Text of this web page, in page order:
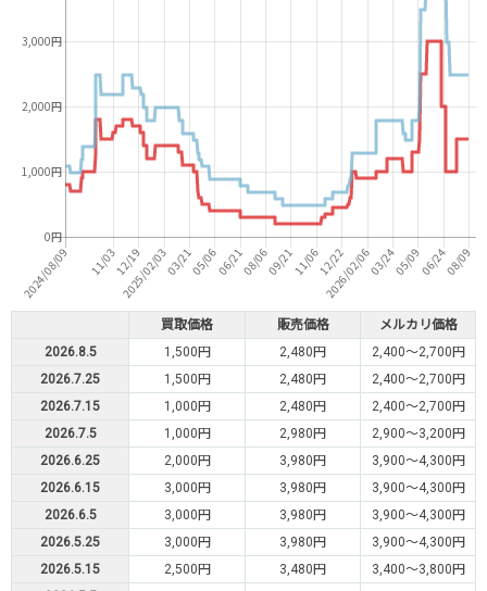
買取価格 販売価格
メルカリ価格
2026.8.5
1,500円 2,480円
2,400～2,700円
2026.7.25
1,500円 2,480円
2,400～2,700円
2026.7.15
1,000円 2,480円
2,400～2,700円
2026.7.5
1,000円 2,980円
2,900～3,200円
2026.6.25
2,000円 3,980円
3,900～4,300円
2026.6.15
3,000円 3,980円
3,900～4,300円
2026.6.5
3,000円 3,980円
3,900～4,300円
2026.5.25
3,000円 3,980円
3,900～4,300円
2026.5.15
2,500円 3,480円
3,400～3,800円